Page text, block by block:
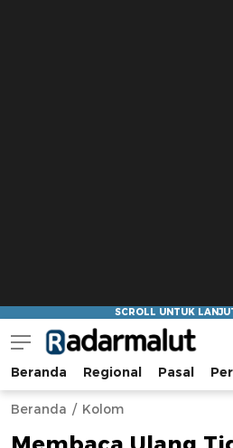
Radar Malut
Bacaan Nyindir
Beranda Regional Pasal
Beranda Kolom